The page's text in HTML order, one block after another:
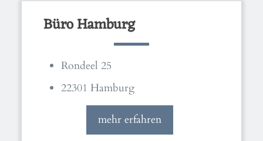
Büro Hamburg
Rondeel 25
22301 Hamburg
mehr erfahren